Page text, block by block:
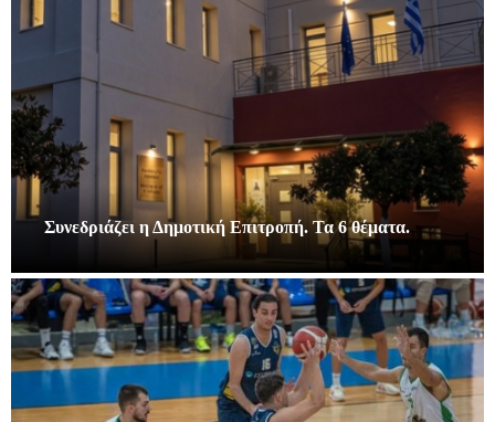
Συνεδριάζει η Δημοτική Επιτροπή. Τα 6 θέματα.